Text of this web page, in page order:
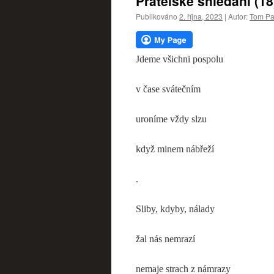
webu
Publikováno 2. října, 2023 | Autor:Tom
Jdeme všichni pospolu
v čase svátečním
uroníme vždy slzu
když minem nábřeží
.
Sliby, kdyby, nálady
žal nás nemrazí
nemaje strach z námrazy